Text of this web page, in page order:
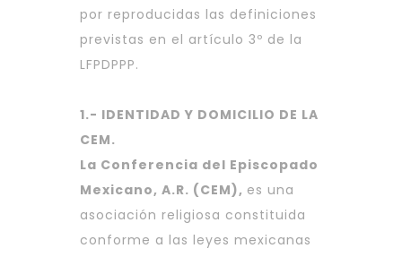
por reproducidas las definiciones
previstas en el artículo 3º de la
LFPDPPP.
1.- IDENTIDAD Y DOMICILIO DE LA
CEM.
La Conferencia del Episcopado
Mexicano, A.R. (CEM), es una
asociación religiosa constituida
conforme a las leyes mexicanas